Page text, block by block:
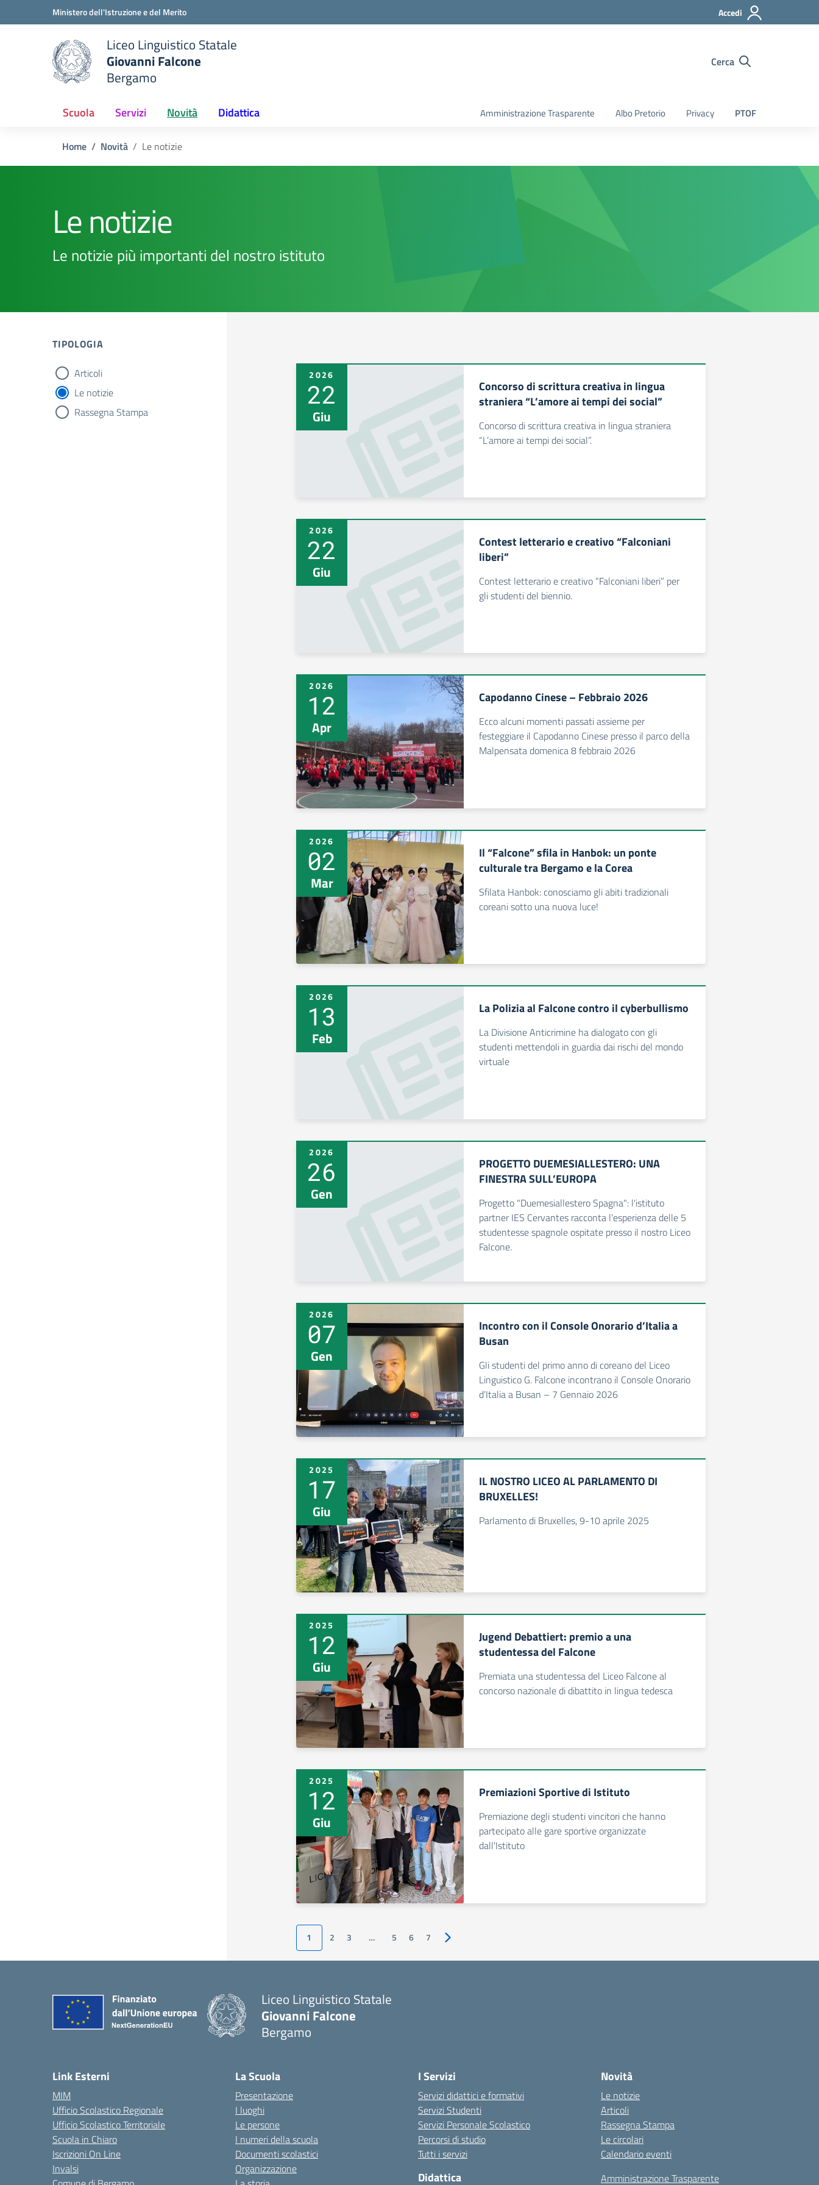
Vai ai contenuti
Vai al menu di navigazioneMinistero dell'Istruzione e del Merito Accedi
scuola
Liceo Linguistico Statale
Giovanni Falcone
Bergamo
Cerca
Scuola Servizi Novità Didattica Amministrazione Trasparente Albo Pretorio Privacy PTOF
Home Novità Le notizie
Le notizie
Le notizie più importanti del nostro istituto
TIPOLOGIA
tipologia di articoli
Articoli
Le notizie
Rassegna Stampa
2026
22
Giu
Concorso di scrittura creativa in lingua
straniera “L’amore ai tempi dei social”
Concorso di scrittura creativa in lingua straniera
“L’amore ai tempi dei social”.
2026
22
Giu
Contest letterario e creativo “Falconiani
liberi”
Contest letterario e creativo “Falconiani liberi” per
gli studenti del biennio.
2026
12
Apr
Capodanno Cinese – Febbraio 2026
Ecco alcuni momenti passati assieme per
festeggiare il Capodanno Cinese presso il parco della
Malpensata domenica 8 febbraio 2026
2026
02
Mar
Il “Falcone” sfila in Hanbok: un ponte
culturale tra Bergamo e la Corea
Sfilata Hanbok: conosciamo gli abiti tradizionali
coreani sotto una nuova luce!
2026
13
Feb
La Polizia al Falcone contro il cyberbullismo
La Divisione Anticrimine ha dialogato con gli
studenti mettendoli in guardia dai rischi del mondo
virtuale
2026
26
Gen
PROGETTO DUEMESIALLESTERO: UNA
FINESTRA SULL’EUROPA
Progetto "Duemesiallestero Spagna": l'istituto
partner IES Cervantes racconta l'esperienza delle 5
studentesse spagnole ospitate presso il nostro Liceo
Falcone.
2026
07
Gen
Incontro con il Console Onorario d’Italia a
Busan
Gli studenti del primo anno di coreano del Liceo
Linguistico G. Falcone incontrano il Console Onorario
d’Italia a Busan – 7 Gennaio 2026
2025
17
Giu
IL NOSTRO LICEO AL PARLAMENTO DI
BRUXELLES!
Parlamento di Bruxelles, 9-10 aprile 2025
2025
12
Giu
Jugend Debattiert: premio a una
studentessa del Falcone
Premiata una studentessa del Liceo Falcone al
concorso nazionale di dibattito in lingua tedesca
2025
12
Giu
Premiazioni Sportive di Istituto
Premiazione degli studenti vincitori che hanno
partecipato alle gare sportive organizzate
dall'Istituto
1 2 3 … 5 6 7 Pagina successiva
Liceo Linguistico Statale
Giovanni Falcone
Bergamo
Link Esterni
MIM
Ufficio Scolastico Regionale
Ufficio Scolastico Territoriale
Scuola in Chiaro
Iscrizioni On Line
Invalsi
La Scuola
Presentazione
I luoghi
Le persone
I numeri della scuola
Documenti scolastici
Organizzazione
I Servizi
Servizi didattici e formativi
Servizi Studenti
Servizi Personale Scolastico
Percorsi di studio
Tutti i servizi
Didattica
Novità
Le notizie
Articoli
Rassegna Stampa
Le circolari
Calendario eventi
Amministrazione Trasparente